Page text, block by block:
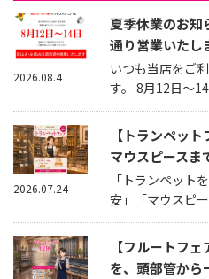
夏季休業のお
通り営業いたし
いつも当店をご
す。 8月12日～
2026.08.4
【トランペッ
マウスピースま
「トランペット
安」「マウスピ
2026.07.24
【フルートフ
を、頭部管から